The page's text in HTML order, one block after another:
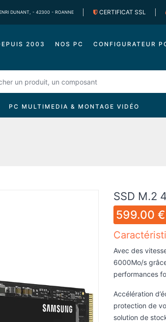
DUNANT, - 42300 - ROANNE CERTIFICAT SSL
2003 NOS PC CONFIGURATEUR
PC MULTIMEDIA & MONTAGE VIDÉO
SSD M.2
599.00 €
Avec des
6000Mo/s
performances
Accélération
protection de
solution de